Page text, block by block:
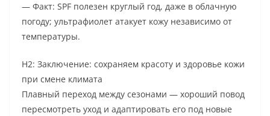
— Факт: SPF полезен круглый год, даже в облачную
погоду; ультрафиолет атакует кожу независимо от
температуры.
H2: Заключение: сохраняем красоту и здоровье кожи
при смене климата
Плавный переход между сезонами — хороший повод
пересмотреть уход и адаптировать его под новые